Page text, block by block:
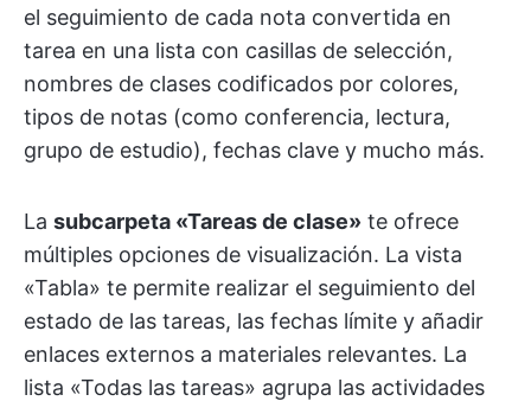
el seguimiento de cada nota convertida en
tarea en una lista con casillas de selección,
nombres de clases codificados por colores,
tipos de notas (como conferencia, lectura,
grupo de estudio), fechas clave y mucho más.
La subcarpeta «Tareas de clase» te ofrece
múltiples opciones de visualización. La vista
«Tabla» te permite realizar el seguimiento del
estado de las tareas, las fechas límite y añadir
enlaces externos a materiales relevantes. La
lista «Todas las tareas» agrupa las actividades